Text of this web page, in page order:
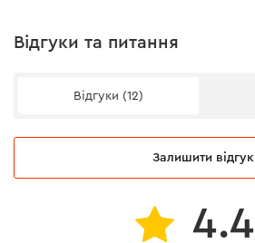
Відгуки та питання
Відгуки (12)
Залишити відгук
4.4